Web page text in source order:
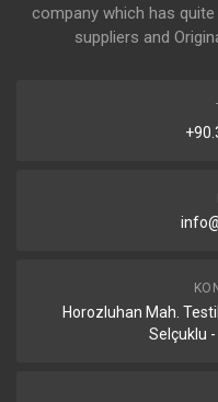
company which has
suppliers and
Horozluhan Mah.
Selçuklu -